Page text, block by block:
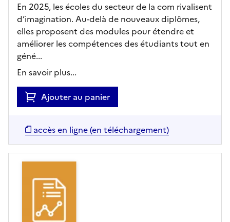
En 2025, les écoles du secteur de la com rivalisent
d’imagination. Au-delà de nouveaux diplômes,
elles proposent des modules pour étendre et
améliorer les compétences des étudiants tout en
géné...
En savoir plus...
Ajouter au panier
accès en ligne (en téléchargement)